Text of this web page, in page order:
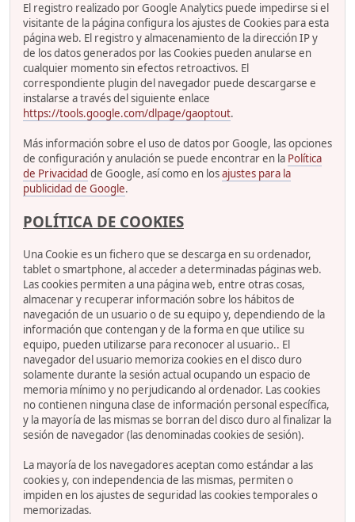
El registro realizado por Google Analytics puede impedirse si el
visitante de la página configura los ajustes de Cookies para esta
página web. El registro y almacenamiento de la dirección IP y
de los datos generados por las Cookies pueden anularse en
cualquier momento sin efectos retroactivos. El
correspondiente plugin del navegador puede descargarse e
instalarse a través del siguiente enlace
https://tools.google.com/dlpage/gaoptout.
Más información sobre el uso de datos por Google, las opciones
de configuración y anulación se puede encontrar en la Política
de Privacidad de Google, así como en losajustes para la
publicidad de Google.
POLÍTICA DE COOKIES
Una Cookie es un fichero que se descarga en su ordenador,
tablet o smartphone, al acceder a determinadas páginas web.
Las cookies permiten a una página web, entre otras cosas,
almacenar y recuperar información sobre los hábitos de
navegación de un usuario o de su equipo y, dependiendo de la
información que contengan y de la forma en que utilice su
equipo, pueden utilizarse para reconocer al usuario.. El
navegador del usuario memoriza cookies en el disco duro
solamente durante la sesión actual ocupando un espacio de
memoria mínimo y no perjudicando al ordenador. Las cookies
no contienen ninguna clase de información personal específica,
y la mayoría de las mismas se borran del disco duro al finalizar la
sesión de navegador (las denominadas cookies de sesión).
La mayoría de los navegadores aceptan como estándar a las
cookies y, con independencia de las mismas, permiten o
impiden en los ajustes de seguridad las cookies temporales o
memorizadas.